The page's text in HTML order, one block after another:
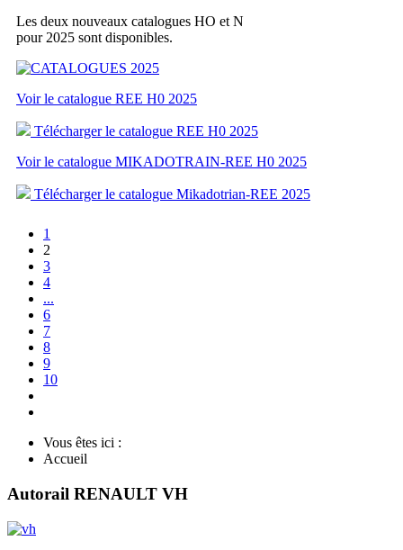
Les deux nouveaux catalogues HO et N
pour 2025 sont disponibles.
Voir le catalogue REE H0 2025
Télécharger le catalogue REE H0 2025
Voir le catalogue MIKADOTRAIN-REE H0 2025
Télécharger le catalogue Mikadotrian-REE 2025
1
2
3
4
...
6
7
8
9
10
Vous êtes ici :
Accueil
Autorail RENAULT VH